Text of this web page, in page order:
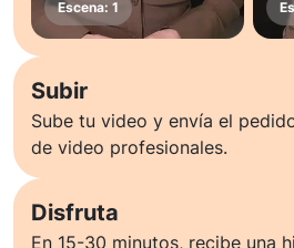
Subir
Sube tu video y envía el
de video profesionales.
Disfruta
En 15-30 minutos, recibe una